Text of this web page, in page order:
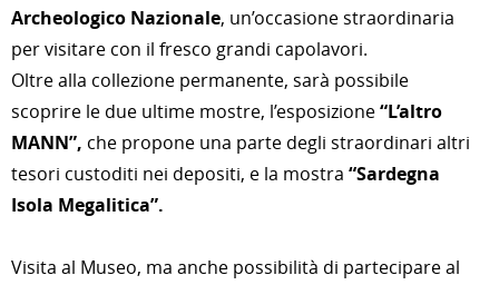
Archeologico Nazionale, un’occasione straordinaria
per visitare con il fresco grandi capolavori.
Oltre alla collezione permanente, sarà possibile
scoprire le due ultime mostre, l’esposizione“L’altro
MANN”, che propone una parte degli straordinari altri
tesori custoditi nei depositi, e la mostra “Sardegna
Isola Megalitica”.
Visita al Museo, ma anche possibilità di partecipare al